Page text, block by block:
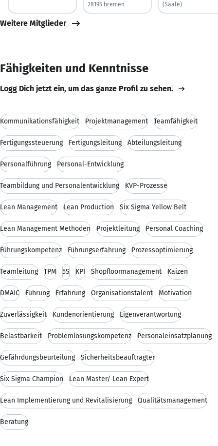
28195 bremen
(Saale)
Weitere Mitglieder
Fähigkeiten und Kenntnisse
Logg Dich jetzt ein, um das ganze Profil zu sehen.
Kommunikationsfähigkeit Projektmanagement Teamfähigkeit
Fertigungssteuerung Fertigungsleitung Abteilungsleitung
Personalführung Personal-Entwicklung
Teambildung und Personalentwicklung KVP-Prozesse
Lean Management Lean Production Six Sigma Yellow Belt
Lean Management Methoden Projektleitung Personal Coaching
Führungskompetenz Führungserfahrung Prozessoptimierung
Teamleitung TPM 5S KPI Shopfloormanagement Kaizen
DMAIC Führung Erfahrung Organisationstalent Motivation
Zuverlässigkeit Kundenorientierung Eigenverantwortung
Belastbarkeit Problemlösungskompetenz Personaleinsatzplanung
Gefährdungsbeurteilung Sicherheitsbeauftragter
Six Sigma Champion Lean Master/ Lean Expert
Lean Implementierung und Revitalisierung Qualitätsmanagement
Beratung